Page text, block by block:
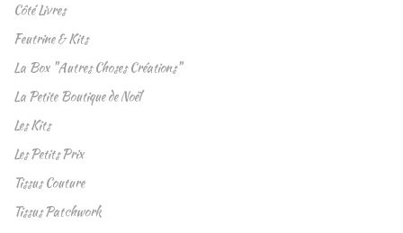
Côté Livres
Feutrine & Kits
La Box "Autres Choses Créations"
La Petite Boutique de Noël
Les Kits
Les Petits Prix
Tissus Couture
Tissus Patchwork